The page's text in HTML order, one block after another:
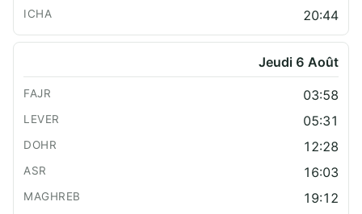
20:44
Jeudi 6 Août
03:58
05:31
12:28
16:03
19:12